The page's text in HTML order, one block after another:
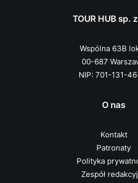
TOUR HUB sp.
Wspólna 63B
00-687
NIP: 701-131-
O nas
Kontakt
Patronaty
Polityka
Zespół